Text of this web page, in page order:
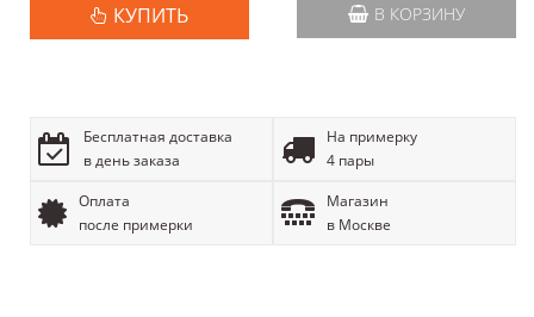
КУПИТЬ В КОРЗИНУ
Бесплатная доставка
в день заказа
На примерку
4 пары
Оплата
после примерки
Магазин
в Москве